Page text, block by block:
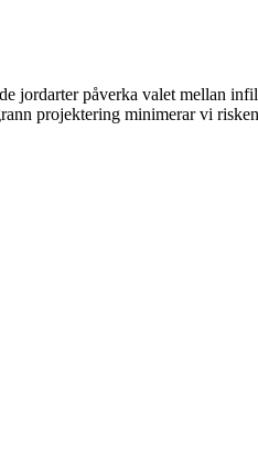
jordarter påverka valet mellan
projektering minimerar vi